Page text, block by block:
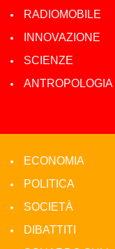
RADIOMOBILE
INNOVAZIONE
SCIENZE
ANTROPOLOGIA
ECONOMIA
POLITICA
SOCIETÀ
DIBATTITI